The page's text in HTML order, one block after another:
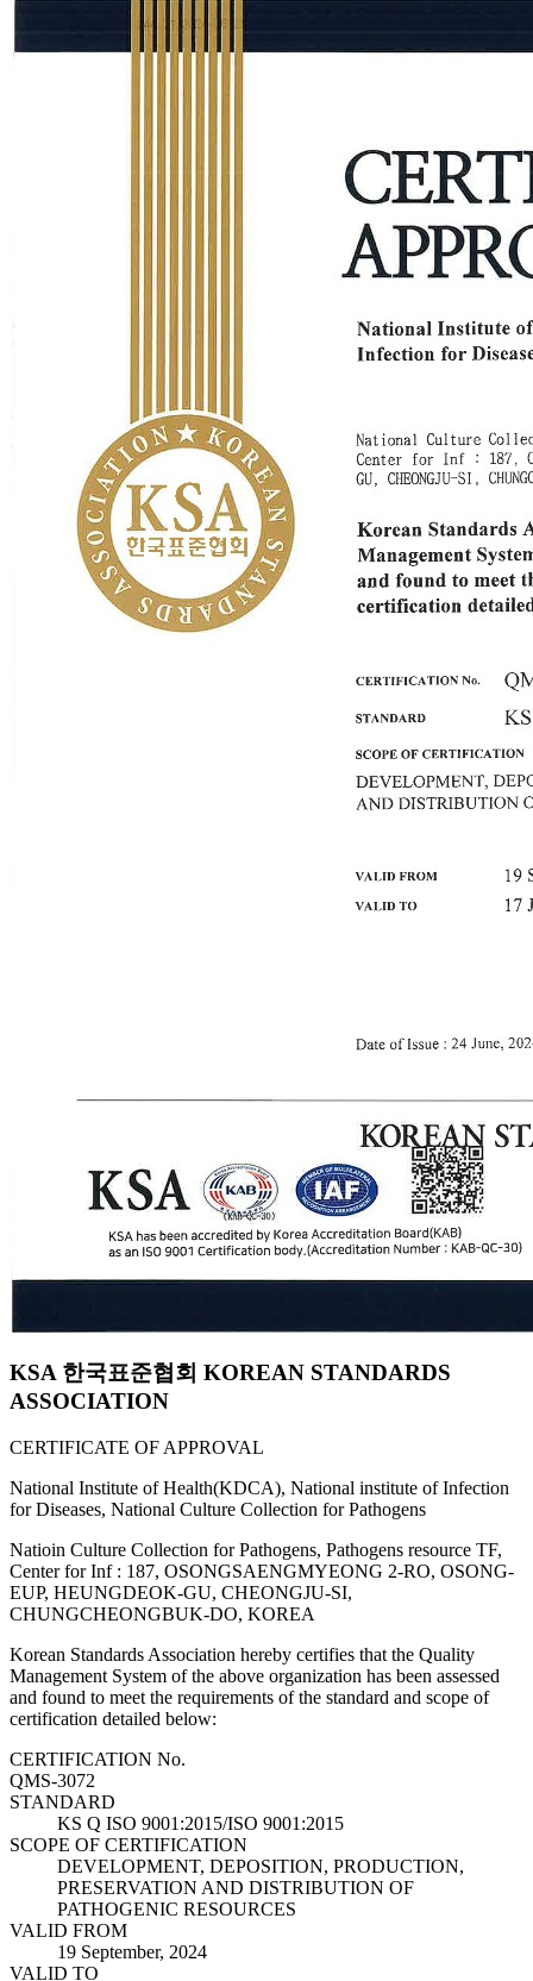
KSA 한국표준협회 KOREAN STANDARDS
ASSOCIATION
CERTIFICATE OF APPROVAL
National Institute of Health(KDCA), National institute of Infection
for Diseases, National Culture Collection for Pathogens
Natioin Culture Collection for Pathogens, Pathogens resource TF,
Center for Inf : 187, OSONGSAENGMYEONG 2-RO, OSONG-
EUP, HEUNGDEOK-GU, CHEONGJU-SI,
CHUNGCHEONGBUK-DO, KOREA
Korean Standards Association hereby certifies that the Quality
Management System of the above organization has been assessed
and found to meet the requirements of the standard and scope of
certification detailed below:
CERTIFICATION No.
QMS-3072
STANDARD
KS Q ISO 9001:2015/ISO 9001:2015
SCOPE OF CERTIFICATION
DEVELOPMENT, DEPOSITION, PRODUCTION,
PRESERVATION AND DISTRIBUTION OF
PATHOGENIC RESOURCES
VALID FROM
19 September, 2024
VALID TO